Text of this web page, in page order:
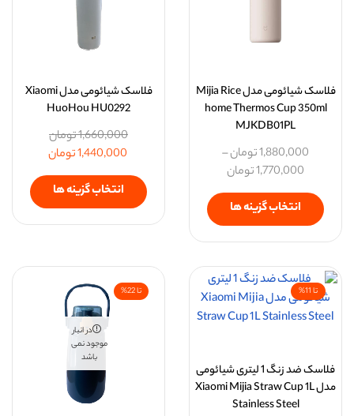
فلاسک شیائومی مدل Mijia Rice
home Thermos Cup 350ml
MJKDB01PL
1,880,000تومان–
1,770,000تومان
انتخاب گزینه ها
فلاسک شیائومی مدل Xiaomi
HuoHou HU0292
1,660,000تومان
1,440,000تومان
انتخاب گزینه ها
تا 11%
فلاسک ضد زنگ 1 لیتری شیائومی
مدل Xiaomi Mijia Straw Cup 1L
Stainless Steel
تا 22%
در انبار
موجود نمی
باشد